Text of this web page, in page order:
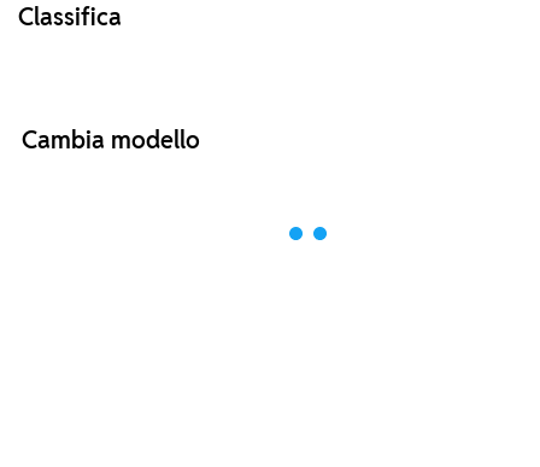
Classifica
Cambia modello